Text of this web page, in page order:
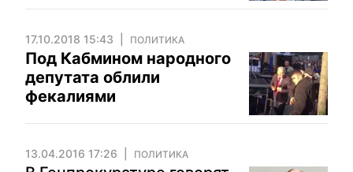
17.10.2018 15:43 ПОЛИТИКА
Под Кабмином народного
депутата облили
фекалиями
13.04.2016 17:26 ПОЛИТИКА